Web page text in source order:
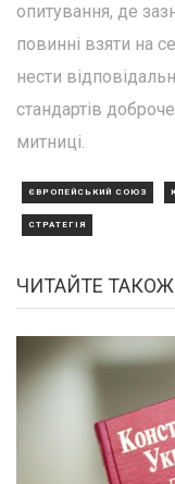
опитування, де
повинні взяти на
нести
стандартів
митниці.
ЄВРОПЕЙСЬКИЙ СОЮЗ
СТРАТЕГІЯ
ЧИТАЙТЕ ТАКОЖ